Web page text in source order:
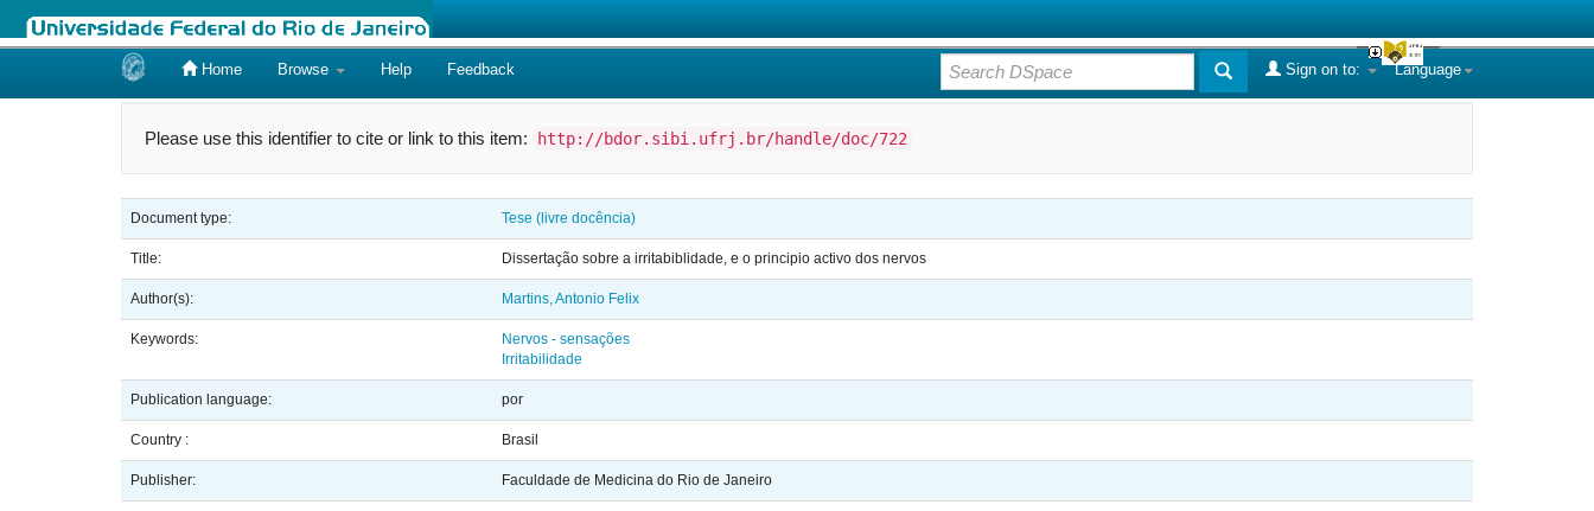
Home Browse Help Feedback Language
Sign on to:
Please use this identifier to cite or link to this item: http://bdor.sibi.ufrj.br/handle/doc/722
Document type: Tese (livre docência)
Title: Dissertação sobre a irritabiblidade, e o principio activo dos nervos
Author(s): Martins, Antonio Felix
Keywords:
Nervos - sensações
Irritabilidade
Publication language: por
Country : Brasil
Publisher: Faculdade de Medicina do Rio de Janeiro